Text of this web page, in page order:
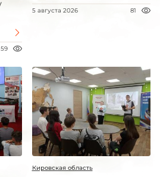
59
5 августа 2026 81
Кировская область